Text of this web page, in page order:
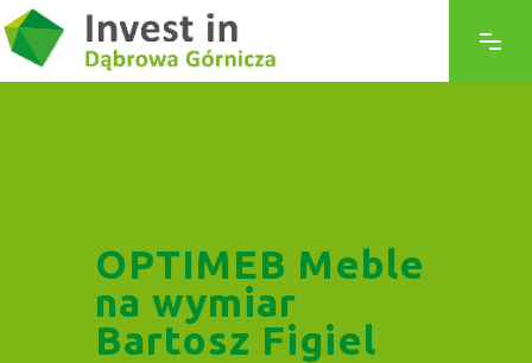
OPTIMEB Meble
na wymiar
Bartosz Figiel